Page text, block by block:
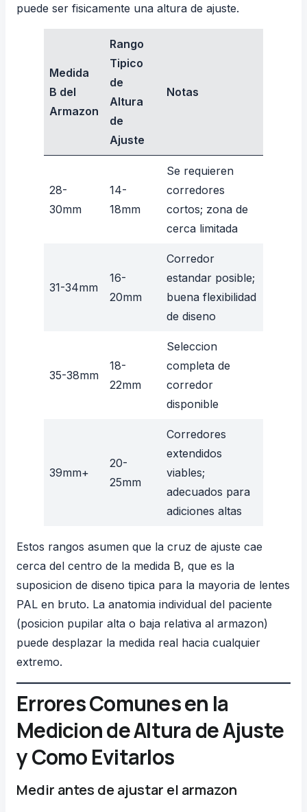
puede ser fisicamente una altura de ajuste.
Medida
B del
Armazon
Rango
Tipico
de
Altura
de
Ajuste
Notas
28-
30mm
14-
18mm
Se requieren
corredores
cortos; zona de
cerca limitada
31-34mm
16-
20mm
Corredor
estandar posible;
buena flexibilidad
de diseno
35-38mm
18-
22mm
Seleccion
completa de
corredor
disponible
39mm+
20-
25mm
Corredores
extendidos
viables;
adecuados para
adiciones altas
Estos rangos asumen que la cruz de ajuste cae
cerca del centro de la medida B, que es la
suposicion de diseno tipica para la mayoria de lentes
PAL en bruto. La anatomia individual del paciente
(posicion pupilar alta o baja relativa al armazon)
puede desplazar la medida real hacia cualquier
extremo.
Errores Comunes en la
Medicion de Altura de Ajuste
y Como Evitarlos
Medir antes de ajustar el armazon